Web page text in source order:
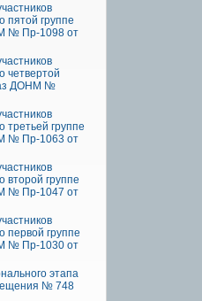
пятой группе
№ Пр-1098 от
четвертой
ДОНМ №
третьей группе
№ Пр-1063 от
второй группе
№ Пр-1047 от
первой группе
№ Пр-1030 от
этапа
№ 748